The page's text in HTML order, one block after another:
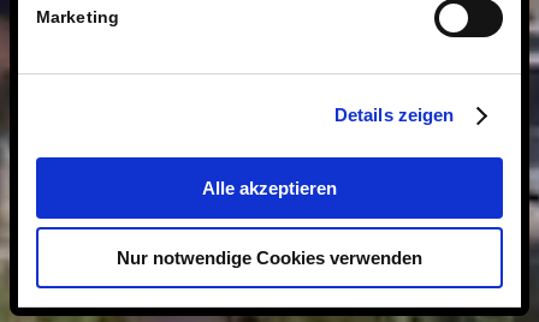
Marketing
Details zeigen
Alle akzeptieren
Nur notwendige Cookies verwenden